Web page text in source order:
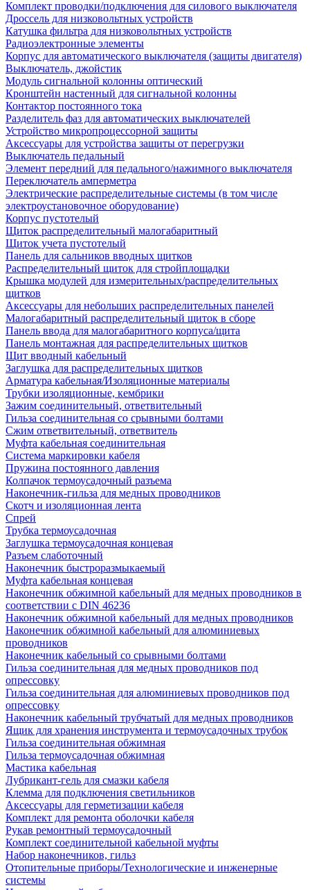
Комплект проводки/подключения для силового выключателя
Дроссель для низковольтных устройств
Катушка фильтра для низковольтных устройств
Радиоэлектронные элементы
Корпус для автоматического выключателя (защиты двигателя)
Выключатель, джойстик
Модуль сигнальной колонны оптический
Кронштейн настенный для сигнальной колонны
Контактор постоянного тока
Разделитель фаз для автоматических выключателей
Устройство микропроцессорной защиты
Аксессуары для устройства защиты от перегрузки
Выключатель педальный
Элемент передний для педального/нажимного выключателя
Переключатель амперметра
Электрические распределительные системы (в том числе
электроустановочное оборудование)
Корпус пустотелый
Щиток распределительный малогабаритный
Щиток учета пустотелый
Панель для сальников вводных щитков
Распределительный щиток для стройплощадки
Крышка модулей для измерительных/распределительных
щитков
Аксессуары для небольших распределительных панелей
Малогабаритный распределительный щиток в сборе
Панель ввода для малогабаритного корпуса/щита
Панель монтажная для распределительных щитков
Щит вводный кабельный
Заглушка для распределительных щитков
Арматура кабельная/Изоляционные материалы
Трубки изоляционные, кембрики
Зажим соединительный, ответвительный
Гильза соединительная со срывными болтами
Сжим ответвительный, ответвитель
Муфта кабельная соединительная
Система маркировки кабеля
Пружина постоянного давления
Колпачок термоусадочный разъема
Наконечник-гильза для медных проводников
Скотч и изоляционная лента
Спрей
Трубка термоусадочная
Заглушка термоусадочная концевая
Разъем слаботочный
Наконечник быстроразмыкаемый
Муфта кабельная концевая
Наконечник обжимной кабельный для медных проводников в
соответствии с DIN 46236
Наконечник обжимной кабельный для медных проводников
Наконечник обжимной кабельный для алюминиевых
проводников
Наконечник кабельный со срывными болтами
Гильза соединительная для медных проводников под
опрессовку
Гильза соединительная для алюминиевых проводников под
опрессовку
Наконечник кабельный трубчатый для медных проводников
Ящик для хранения инструмента и термоусадочных трубок
Гильза соединительная обжимная
Гильза термоусадочная обжимная
Мастика кабельная
Лубрикант-гель для смазки кабеля
Клемма для подключения светильников
Аксессуары для герметизации кабеля
Комплект для ремонта оболочки кабеля
Рукав ремонтный термоусадочный
Комплект соединительной кабельной муфты
Набор наконечников, гильз
Отопительные приборы/Технологические и инженерные
системы